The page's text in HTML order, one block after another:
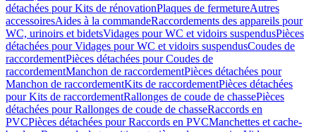
détachées pour Kits de rénovationPlaques de fermetureAutres
accessoiresAides à la commandeRaccordements des appareils pour
WC, urinoirs et bidetsVidages pour WC et vidoirs suspendusPièces
détachées pour Vidages pour WC et vidoirs suspendusCoudes de
raccordementPièces détachées pour Coudes de
raccordementManchon de raccordementPièces détachées pour
Manchon de raccordementKits de raccordementPièces détachées
pour Kits de raccordementRallonges de coude de chassePièces
détachées pour Rallonges de coude de chasseRaccords en
PVCPièces détachées pour Raccords en PVCManchettes et cache-